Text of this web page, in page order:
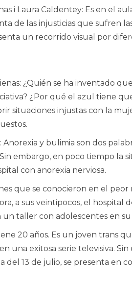
i Laura Caldentey: Es en el
de las injusticias que sufren
un recorrido visual por
¿Quién se ha inventado
¿Por qué el azul tiene
situaciones injustas con la
Anorexia y bulimia son dos
embargo, en poco tiempo la
con anorexia nerviosa.
que se conocieron en el
a sus veintipocos, el hospital
taller con adolescentes en su
20 años. Es un joven trans
una exitosa serie televisiva.
13 de julio, se presenta en